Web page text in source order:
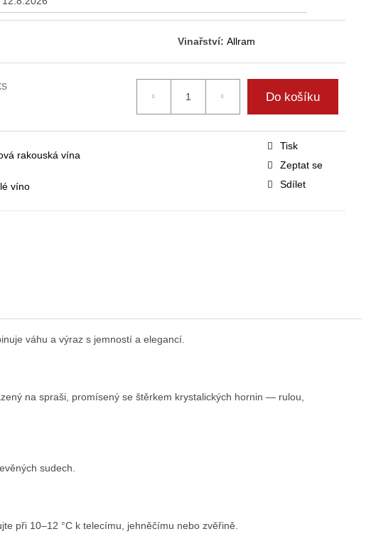
Vinařství: Allram
Do košíku
rakouská vína
víno
Tisk
Zeptat se
Sdílet
váhu a výraz s jemností a elegancí.
na spraši, promísený se štěrkem krystalických hornin — rulou,
sudech.
při 10–12 °C k telecímu, jehněčímu nebo zvěřině.